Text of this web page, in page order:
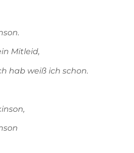
Mitleid,
hab weiß ich schon.